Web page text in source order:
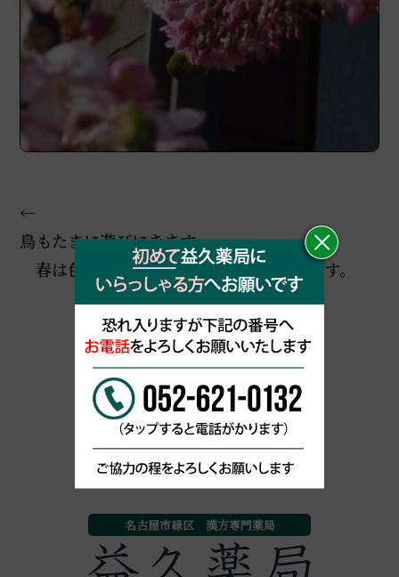
←
鳥もたまに遊びにきます。
春は色鮮やかになるので、好きな季節です。
BLOG一覧に戻る
名古屋市緑区 漢方専門薬局